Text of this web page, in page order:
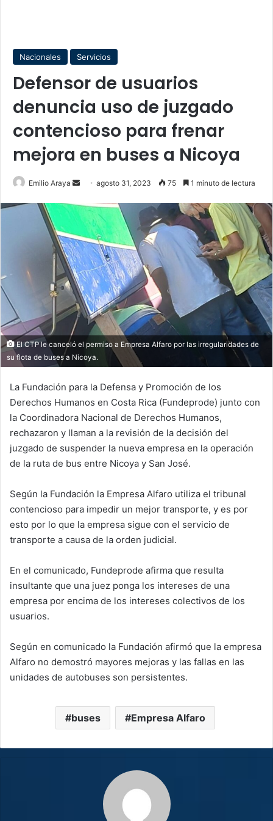
Nacionales Servicios
Defensor de usuarios
denuncia uso de juzgado
contencioso para frenar
mejora en buses a Nicoya
Emilio Araya
Send
email
agosto 31, 2023 75 1 minuto de lectura
El CTP le canceló el permiso a Empresa Alfaro por las irregularidades de
su flota de buses a Nicoya.
La Fundación para la Defensa y Promoción de los
Derechos Humanos en Costa Rica (Fundeprode) junto con
la Coordinadora Nacional de Derechos Humanos,
rechazaron y llaman a la revisión de la decisión del
juzgado de suspender la nueva empresa en la operación
de la ruta de bus entre Nicoya y San José.
Según la Fundación la Empresa Alfaro utiliza el tribunal
contencioso para impedir un mejor transporte, y es por
esto por lo que la empresa sigue con el servicio de
transporte a causa de la orden judicial.
En el comunicado, Fundeprode afirma que resulta
insultante que una juez ponga los intereses de una
empresa por encima de los intereses colectivos de los
usuarios.
Según en comunicado la Fundación afirmó que la empresa
Alfaro no demostró mayores mejoras y las fallas en las
unidades de autobuses son persistentes.
buses Empresa Alfaro